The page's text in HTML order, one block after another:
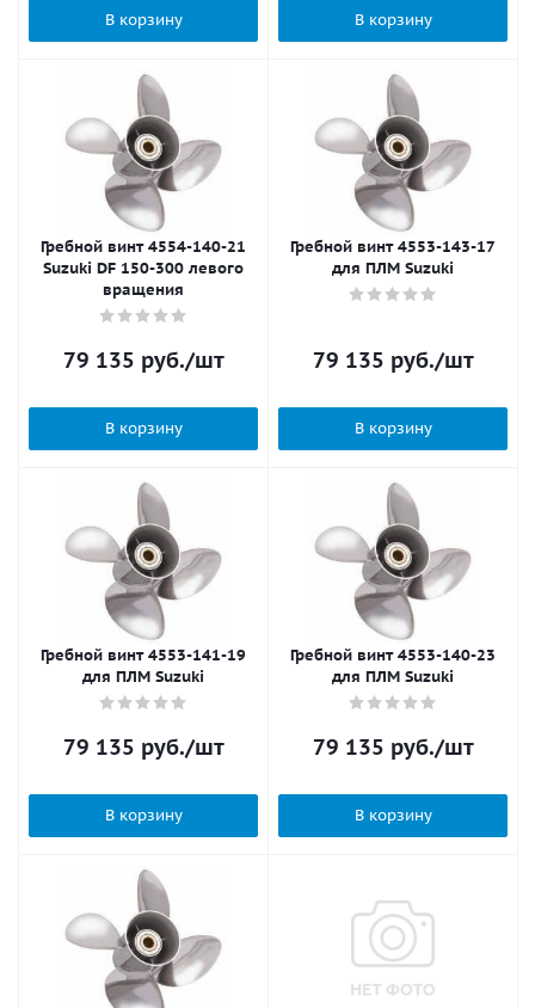
В корзину В корзину
Гребной винт 4554-140-21
Suzuki DF 150-300 левого
вращения
79 135 руб./шт
В корзину
Гребной винт 4553-143-17
для ПЛМ Suzuki
79 135 руб./шт
В корзину
Гребной винт 4553-141-19
для ПЛМ Suzuki
79 135 руб./шт
В корзину
Гребной винт 4553-140-23
для ПЛМ Suzuki
79 135 руб./шт
В корзину